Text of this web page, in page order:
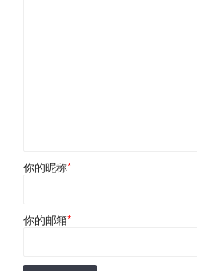
你的昵称*
你的邮箱*